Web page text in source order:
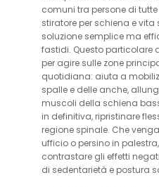
comuni tra persone di
stiratore per schiena e
soluzione semplice ma
fastidi. Questo particolare
per agire sulle zone
quotidiana: aiuta a
spalle e delle anche,
muscoli della schiena
in definitiva, ripristinare
regione spinale. Che
ufficio o persino in
contrastare gli effetti
di sedentarietà e postura